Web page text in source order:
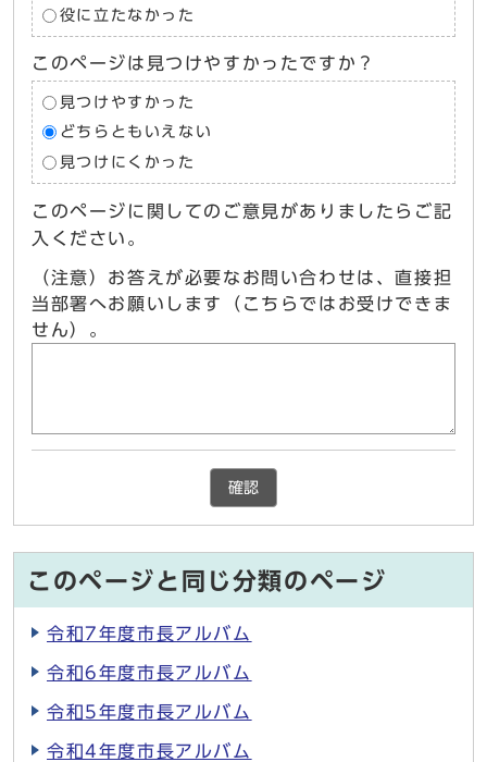
役に立たなかった
このページは見つけやすかったですか？
見つけやすかった
どちらともいえない
見つけにくかった
このページに関してのご意見がありましたらご記
入ください。
（注意）お答えが必要なお問い合わせは、直接担
当部署へお願いします（こちらではお受けできま
せん）。
確認
このページと同じ分類のページ
令和7年度市長アルバム
令和6年度市長アルバム
令和5年度市長アルバム
令和4年度市長アルバム